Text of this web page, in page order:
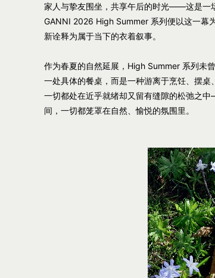
家人与挚友围坐，共享午后的时光——这是一
GANNI 2026 High Summer 系列便以这一幕
新诠释为属于当下的衣着叙事。
作为春夏的自然延展，High Summer 系列未
一处具体的餐桌，而是一种游离于烹饪、摆
一切都处在近乎就绪却又留有缝隙的松弛之
间，一切都笼罩在自然、愉悦的氛围里。